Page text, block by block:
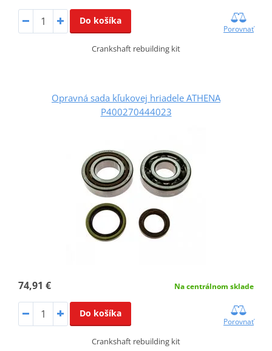
Do košíka
Porovnať
Crankshaft rebuilding kit
Opravná sada kľukovej hriadele ATHENA
P400270444023
74,91 € Na centrálnom sklade
Do košíka
Porovnať
Crankshaft rebuilding kit